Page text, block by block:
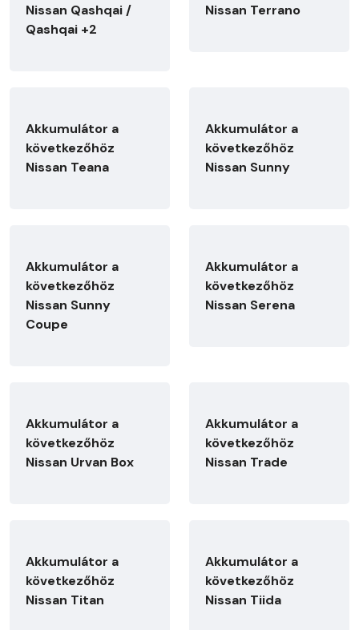
Nissan Qashqai /
Qashqai +2
Nissan Terrano
Akkumulátor a
következőhöz
Nissan Teana
Akkumulátor a
következőhöz
Nissan Sunny
Akkumulátor a
következőhöz
Nissan Sunny
Coupe
Akkumulátor a
következőhöz
Nissan Serena
Akkumulátor a
következőhöz
Nissan Urvan Box
Akkumulátor a
következőhöz
Nissan Trade
Akkumulátor a
következőhöz
Nissan Titan
Akkumulátor a
következőhöz
Nissan Tiida